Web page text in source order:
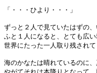
「・・・ひより・・・」
ずっと２人で見ていたはずの
ふと１人になると、とても広い
世界にたった一人取り残され
海のかなたは晴れているのに